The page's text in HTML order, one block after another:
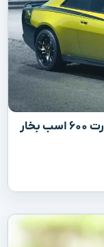
بازگشت سوپر بی: دوج چارجر جدید با قدرت ۶۰۰ اسب بخار